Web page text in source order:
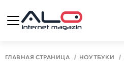
ГЛАВНАЯ СТРАНИЦА НОУТБУКИ